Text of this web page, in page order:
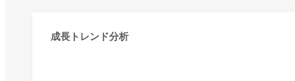
成長トレンド分析